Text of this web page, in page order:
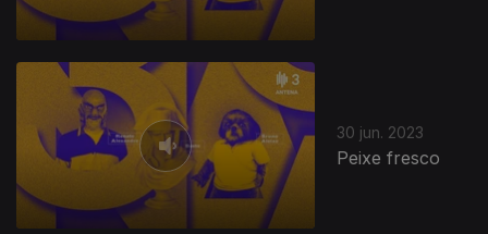
30 jun. 2023
Peixe fresco